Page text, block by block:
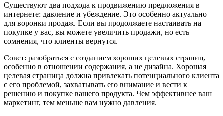
Существуют два подхода к продвижению предложения в
интернете: давление и убеждение. Это особенно актуально
для воронки продаж. Если вы продолжаете настаивать на
покупке у вас, вы можете увеличить продажи, но есть
сомнения, что клиенты вернутся.
Совет: разобраться с созданием хороших целевых страниц,
особенно в отношении содержания, а не дизайна. Хорошая
целевая страница должна привлекать потенциального клиента
с его проблемой, захватывать его внимание и вести к
решению и покупке вашего продукта. Чем эффективнее ваш
маркетинг, тем меньше вам нужно давления.